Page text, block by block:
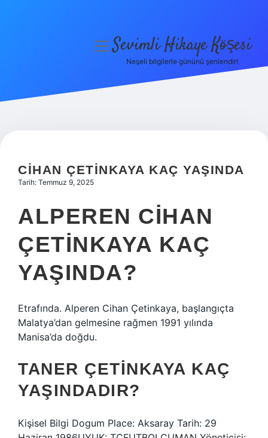
Hakkımızda
menüyüSevimli Hikaye Köşesi
Neşeli bilgilerle gününü şenlendir!
CIHAN ÇETINKAYA KAÇ YAŞINDA
Tarih: Temmuz 9, 2025
ALPEREN CIHAN
ÇETINKAYA KAÇ
YAŞINDA?
Etrafında. Alperen Cihan Çetinkaya, başlangıçta
Malatya’dan gelmesine rağmen 1991 yılında
Manisa’da doğdu.
TANER ÇETINKAYA KAÇ
YAŞINDADIR?
Kişisel Bilgi Dogum Place: Aksaray Tarih: 29